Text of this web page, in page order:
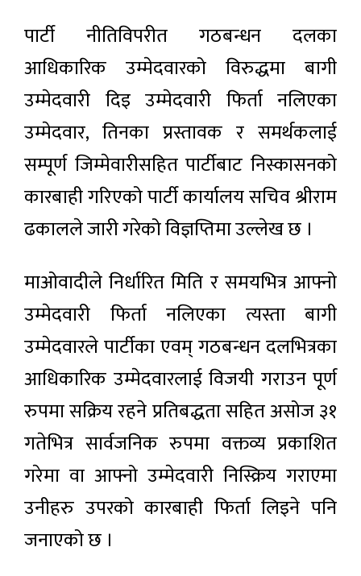
पार्टी नीतिविपरीत गठबन्धन दलका
आधिकारिक उम्मेदवारको विरुद्धमा बागी
उम्मेदवारी दिइ उम्मेदवारी फिर्ता नलिएका
उम्मेदवार, तिनका प्रस्तावक र समर्थकलाई
सम्पूर्ण जिम्मेवारीसहित पार्टीबाट निस्कासनको
कारबाही गरिएको पार्टी कार्यालय सचिव श्रीराम
ढकालले जारी गरेको विज्ञप्तिमा उल्लेख छ ।
माओवादीले निर्धारित मिति र समयभित्र आफ्नो
उम्मेदवारी फिर्ता नलिएका त्यस्ता बागी
उम्मेदवारले पार्टीका एवम् गठबन्धन दलभित्रका
आधिकारिक उम्मेदवारलाई विजयी गराउन पूर्ण
रुपमा सक्रिय रहने प्रतिबद्धता सहित असोज ३१
गतेभित्र सार्वजनिक रुपमा वक्तव्य प्रकाशित
गरेमा वा आफ्नो उम्मेदवारी निस्क्रिय गराएमा
उनीहरु उपरको कारबाही फिर्ता लिइने पनि
जनाएको छ ।